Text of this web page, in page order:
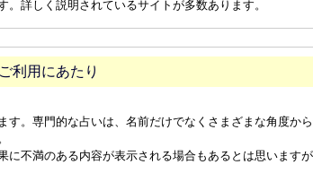
詳しく説明されているサイトが多数あります。
利用にあたり
す。専門的な占いは、名前だけでなくさまざまな角度か
不満のある内容が表示される場合もあるとは思います